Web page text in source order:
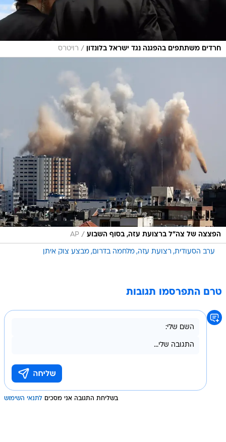
חרדים משתתפים בהפגנה נגד ישראל בלונדון / רויטרס
הפצצה של צה"ל ברצועת עזה, בסוף השבוע /
AP
ערב הסעודית רצועת עזה מלחמה בדרום מבצע צוק איתן
טרם התפרסמו תגובות
בשליחת התגובה אני מסכים לתנאי השימוש